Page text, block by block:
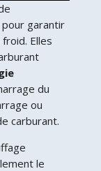
garantir
Elles
du
ou
carburant.
le